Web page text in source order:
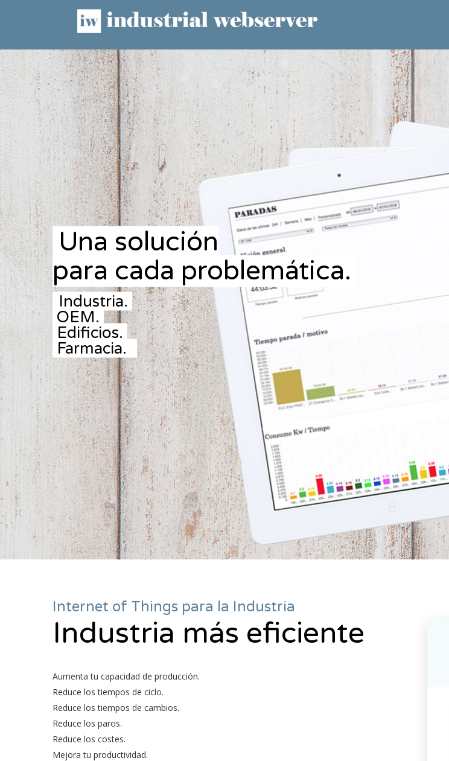
Una solución
para cada problemática.
Industria.
OEM.
Edificios.
Farmacia.
Internet of Things para la Industria
Industria más eficiente
Aumenta tu capacidad de producción.
Reduce los tiempos de ciclo.
Reduce los tiempos de cambios.
Reduce los paros.
Reduce los costes.
Mejora tu productividad.